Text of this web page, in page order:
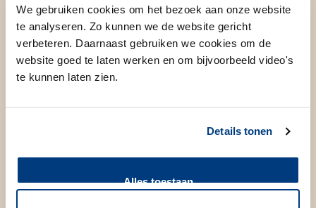
We gebruiken cookies om het bezoek aan onze website
te analyseren. Zo kunnen we de website gericht
verbeteren. Daarnaast gebruiken we cookies om de
website goed te laten werken en om bijvoorbeeld video's
te kunnen laten zien.
Details tonen
Alles toestaan
Speekselcortisol test
Onderwijs